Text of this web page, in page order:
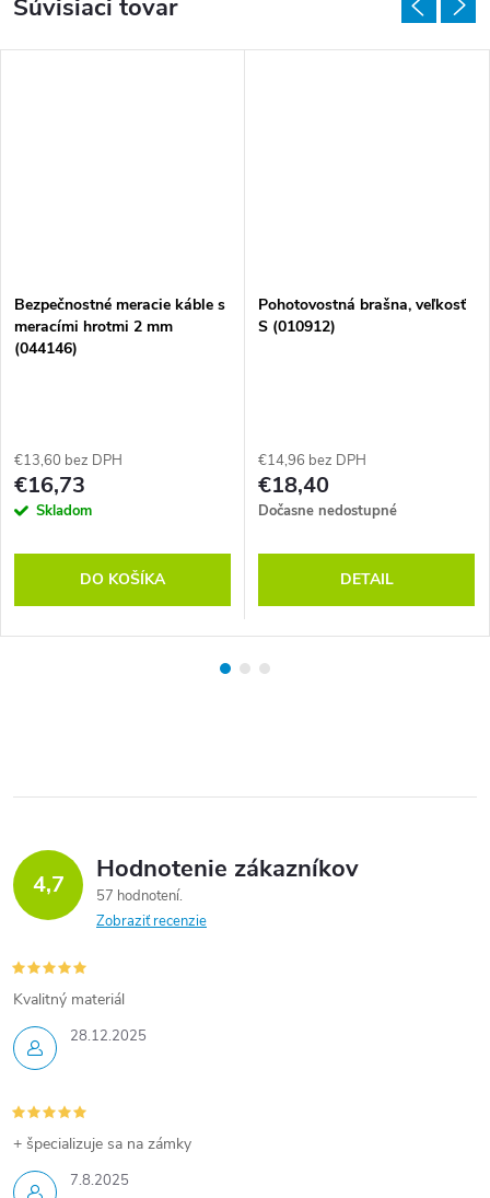
Súvisiaci tovar
Bezpečnostné meracie káble s
meracími hrotmi 2 mm
(044146)
€13,60 bez DPH
€16,73
Skladom
DO KOŠÍKA
Pohotovostná brašna, veľkosť
S (010912)
€14,96 bez DPH
€18,40
Dočasne nedostupné
DETAIL
4,7 Hodnotenie zákazníkov
57 hodnotení
Zobraziť recenzie
28.12.2025
Kvalitný materiál
7.8.2025
+ špecializuje sa na zámky